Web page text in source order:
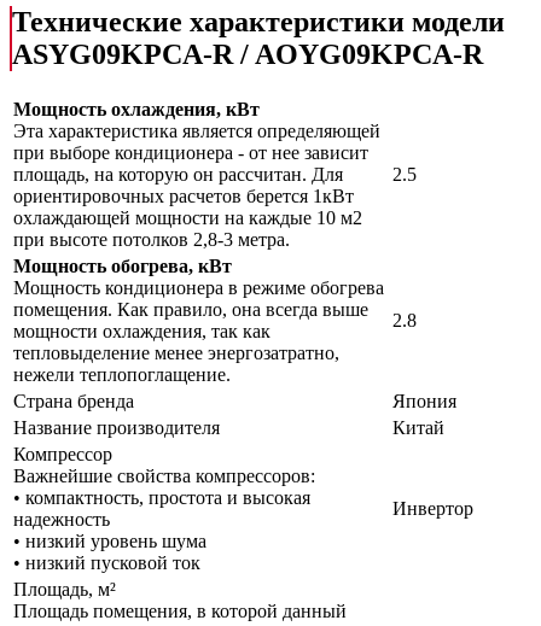
Технические характеристики модели
ASYG09KPCA-R / AOYG09KPCA-R
Мощность охлаждения, кВт
Эта характеристика является определяющей
при выборе кондиционера - от нее зависит
площадь, на которую он рассчитан. Для
ориентировочных расчетов берется 1кВт
охлаждающей мощности на каждые 10 м2
при высоте потолков 2,8-3 метра.
2.5
Мощность обогрева, кВт
Мощность кондиционера в режиме обогрева
помещения. Как правило, она всегда выше
мощности охлаждения, так как
тепловыделение менее энергозатратно,
нежели теплопоглащение.
2.8
Страна бренда
Япония
Название производителя
Китай
Компрессор
Важнейшие свойства компрессоров:
• компактность, простота и высокая
надежность
• низкий уровень шума
• низкий пусковой ток
Инвертор
Площадь, м²
Площадь помещения, в которой данный